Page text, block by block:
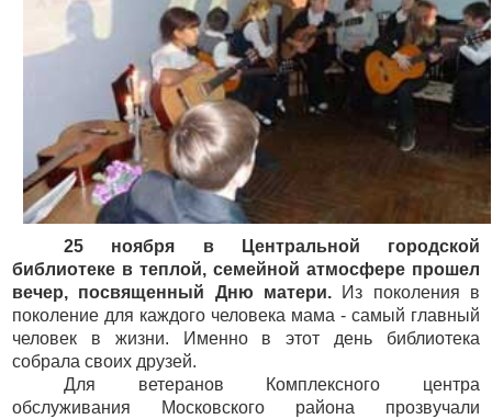
25 ноября в Центральной городской
библиотеке в теплой, семейной атмосфере прошел
вечер, посвященный Дню матери. Из поколения в
поколение для каждого человека мама - самый главный
человек в жизни. Именно в этот день библиотека
собрала своих друзей.
Для ветеранов Комплексного центра
обслуживания Московского района прозвучали